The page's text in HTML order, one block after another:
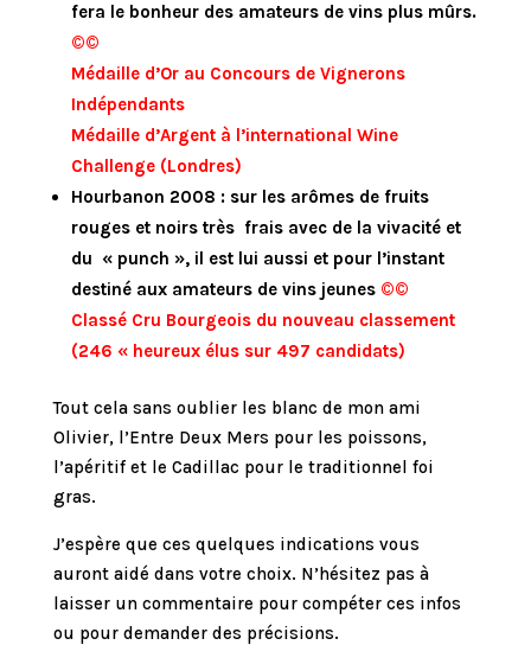
fera le bonheur des amateurs de vins plus mûrs.
©©
Médaille d’Or au Concours de Vignerons
Indépendants
Médaille d’Argent à l’international Wine
Challenge (Londres)
Hourbanon 2008 : sur les arômes de fruits
rouges et noirs très frais avec de la vivacité et
du « punch », il est lui aussi et pour l’instant
destiné aux amateurs de vins jeunes ©©
Classé Cru Bourgeois du nouveau classement
(246 « heureux élus sur 497 candidats)
Tout cela sans oublier les blanc de mon ami
Olivier, l’Entre Deux Mers pour les poissons,
l’apéritif et le Cadillac pour le traditionnel foi
gras.
J’espère que ces quelques indications vous
auront aidé dans votre choix. N’hésitez pas à
laisser un commentaire pour compéter ces infos
ou pour demander des précisions.